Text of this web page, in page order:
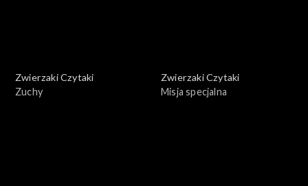
Zwierzaki Czytaki
Zuchy
Zwierzaki Czytaki
Misja specjalna